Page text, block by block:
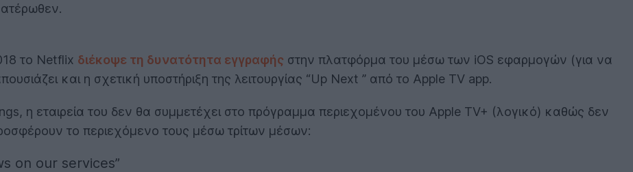
το Netflix διέκοψε τη δυνατότητα εγγραφής στην πλατφόρμα του μέσω των iOS εφαρμογών (για να
και η σχετική υποστήριξη της λειτουργίας “Up Next ” από το Apple TV app.
η εταιρεία του δεν θα συμμετέχει στο πρόγραμμα περιεχομένου του Apple TV+ (λογικό) καθώς δεν
το περιεχόμενο τους μέσω τρίτων μέσων:
on our services”